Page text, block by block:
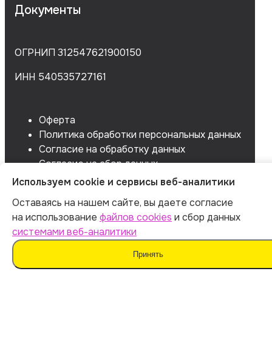
Документы
ОГРНИП 312547621900150
ИНН 540535727161
Оферта
Политика обработки персональных данных
Согласие на обработку данных
Согласие на сбор данных
Используем cookie и сервисы веб-аналитики
Оставаясь на нашем сайте, вы даете согласие
на использование файлов cookies и сбор данных
системами веб-аналитики
Принять